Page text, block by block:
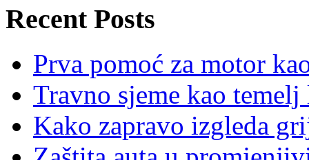
Recent Posts
Prva pomoć za motor
Travno sjeme kao
Kako zapravo izgleda